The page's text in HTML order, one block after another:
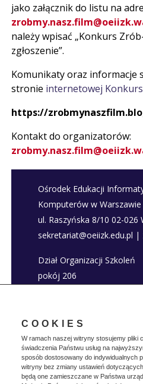
COOKIES
W ramach naszej witryny stosujemy pliki
świadczenia Państwu usług na
sposób dostosowany do indywidualnych
witryny bez zmiany ustawień
będą one zamieszczane w Państwa
jako załącznik do listu na
należy wpisać „Konkurs
zgłoszenie”.
Komunikaty oraz informacje
stronie internetowej
https://
Kontakt do organizatorów:
Ośrodek Edukacji
Komputerów w Warszawie
ul. Raszyńska 8/10 02-026
sekretariat@oeiizk.edu.pl |
Dział Organizacji Szkoleń
pokój 206
Polityka prywatnosci